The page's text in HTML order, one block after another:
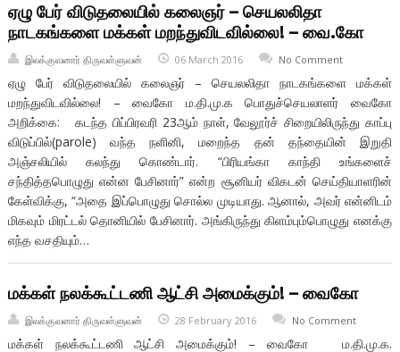
ஏழு பேர் விடுதலையில் கலைஞர் – செயலலிதா
நாடகங்களை மக்கள் மறந்துவிடவில்லை! – வை.கோ
இலக்குவனார் திருவள்ளுவன் 06 March 2016 No Comment
ஏழு பேர் விடுதலையில் கலைஞர் – செயலலிதா நாடகங்களை மக்கள்
மறந்துவிடவில்லை! – வைகோ ம.தி.மு.க பொதுச்செயலாளர் வைகோ
அறிக்கை: கடந்த பிப்பிரவரி 23ஆம் நாள், வேலூர்ச் சிறையிலிருந்து காப்பு
விடுப்பில்(parole) வந்த நளினி, மறைந்த தன் தந்தையின் இறுதி
அஞ்சலியில் கலந்து கொண்டார். “பிரியங்கா காந்தி உங்களைச்
சந்தித்தபொழுது என்ன பேசினார்” என்ற சூனியர் விகடன் செய்தியாளரின்
கேள்விக்கு, “அதை இப்பொழுது சொல்ல முடியாது. ஆனால், அவர் என்னிடம்
மிகவும் மிரட்டல் தொனியில் பேசினார். அங்கிருந்து கிளம்பும்பொழுது எனக்கு
எந்த வசதியும்…
மக்கள் நலக்கூட்டணி ஆட்சி அமைக்கும்! – வைகோ
இலக்குவனார் திருவள்ளுவன் 28 February 2016 No Comment
மக்கள் நலக்கூட்டணி ஆட்சி அமைக்கும்! – வைகோ ம.தி.மு.க.